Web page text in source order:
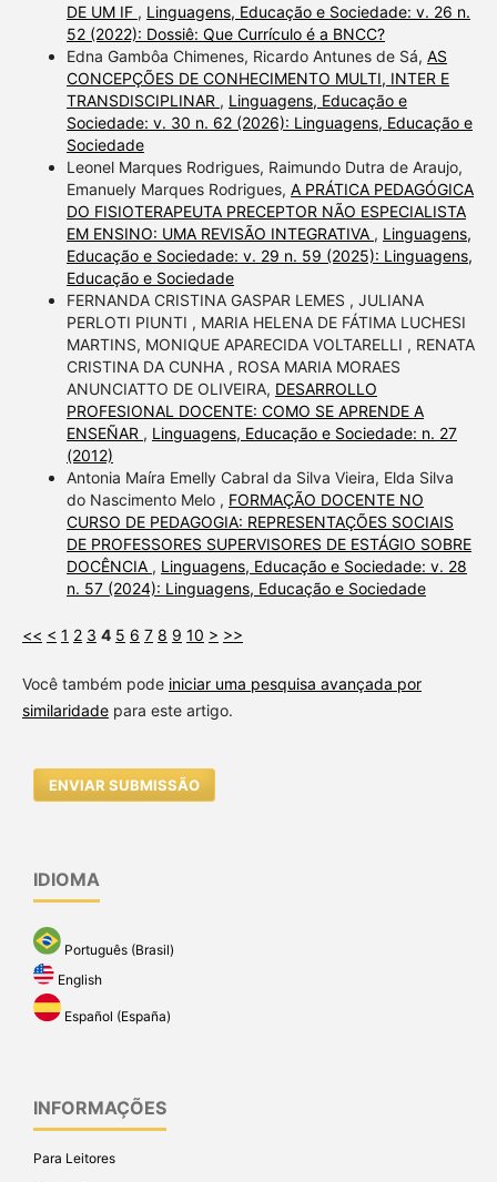
DE UM IF , Linguagens, Educação e Sociedade: v. 26 n.
52 (2022): Dossiê: Que Currículo é a BNCC?
Edna Gambôa Chimenes, Ricardo Antunes de Sá, AS
CONCEPÇÕES DE CONHECIMENTO MULTI, INTER E
TRANSDISCIPLINAR , Linguagens, Educação e
Sociedade: v. 30 n. 62 (2026): Linguagens, Educação e
Sociedade
Leonel Marques Rodrigues, Raimundo Dutra de Araujo,
Emanuely Marques Rodrigues, A PRÁTICA PEDAGÓGICA
DO FISIOTERAPEUTA PRECEPTOR NÃO ESPECIALISTA
EM ENSINO: UMA REVISÃO INTEGRATIVA , Linguagens,
Educação e Sociedade: v. 29 n. 59 (2025): Linguagens,
Educação e Sociedade
FERNANDA CRISTINA GASPAR LEMES , JULIANA
PERLOTI PIUNTI , MARIA HELENA DE FÁTIMA LUCHESI
MARTINS, MONIQUE APARECIDA VOLTARELLI , RENATA
CRISTINA DA CUNHA , ROSA MARIA MORAES
ANUNCIATTO DE OLIVEIRA, DESARROLLO
PROFESIONAL DOCENTE: COMO SE APRENDE A
ENSEÑAR , Linguagens, Educação e Sociedade: n. 27
(2012)
Antonia Maíra Emelly Cabral da Silva Vieira, Elda Silva
do Nascimento Melo , FORMAÇÃO DOCENTE NO
CURSO DE PEDAGOGIA: REPRESENTAÇÕES SOCIAIS
DE PROFESSORES SUPERVISORES DE ESTÁGIO SOBRE
DOCÊNCIA , Linguagens, Educação e Sociedade: v. 28
n. 57 (2024): Linguagens, Educação e Sociedade
<< < 1 2 3 4 5 6 7 8 9 10 > >>
Você também pode iniciar uma pesquisa avançada por
similaridadepara este artigo.
ENVIAR SUBMISSÃO
IDIOMA
Português (Brasil)
English
Español (España)
INFORMAÇÕES
Para Leitores